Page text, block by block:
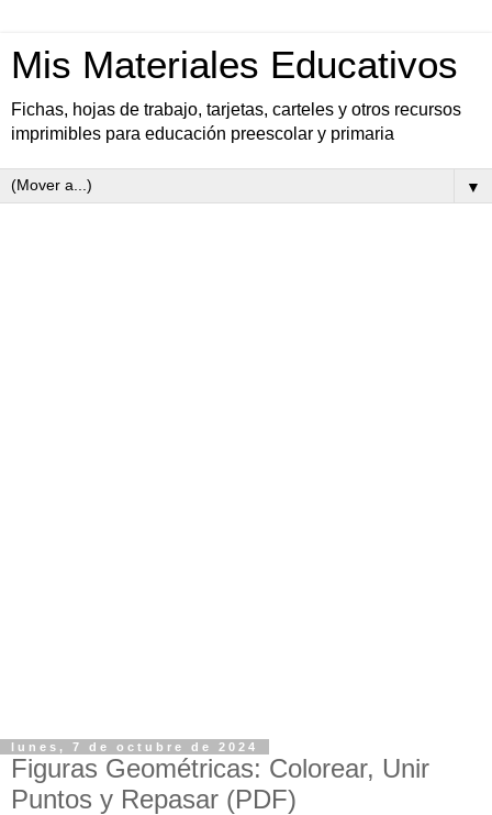
Mis Materiales Educativos
Fichas, hojas de trabajo, tarjetas, carteles y otros recursos
imprimibles para educación preescolar y primaria
▼
lunes, 7 de octubre de 2024
Figuras Geométricas: Colorear, Unir
Puntos y Repasar (PDF)